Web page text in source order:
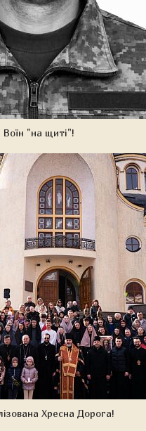
Воїн "на щиті"!
Хресна Дорога!